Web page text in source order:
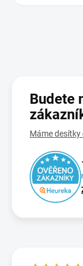
Budete
Máme desítky